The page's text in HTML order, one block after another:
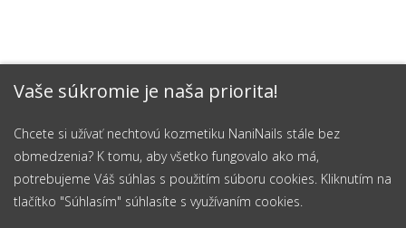
Vaše súkromie je naša priorita!
Chcete si užívať nechtovú kozmetiku NaniNails stále bez
obmedzenia? K tomu, aby všetko fungovalo ako má,
potrebujeme Váš súhlas s použitím súboru cookies. Kliknutím na
tlačítko "Súhlasím" súhlasíte s využívaním cookies.